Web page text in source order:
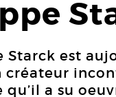
Starck est
créateur
qu’il a su